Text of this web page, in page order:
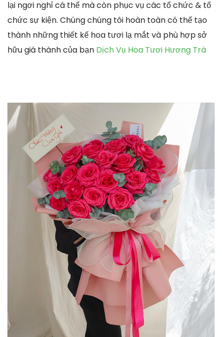
lại ngơi nghỉ cá thể mà còn phục vụ các tổ chức & tổ
chức sự kiện. Chúng chúng tôi hoàn toàn có thể tạo
thành những thiết kế hoa tươi lạ mắt và phù hợp sở
hữu giá thành của bạn Dịch Vụ Hoa Tươi Hương Trà